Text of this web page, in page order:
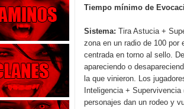
Tiempo mínimo de
Sistema: Tira Astucia +
zona en un radio de 100 por
centrada en torno al sello.
apareciendo o
la que vinieron. Los
Inteligencia +
personajes dan un rodeo y